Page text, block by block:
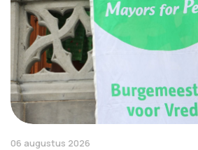
06 augustus 2026